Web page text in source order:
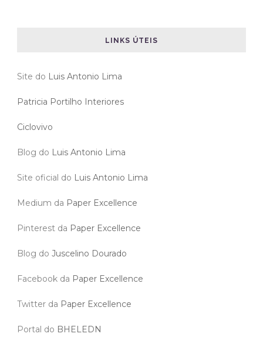
LINKS ÚTEIS
Site do Luis Antonio Lima
Patricia Portilho Interiores
Ciclovivo
Blog do Luis Antonio Lima
Site oficial do Luis Antonio Lima
Medium da Paper Excellence
Pinterest da Paper Excellence
Blog do Juscelino Dourado
Facebook da Paper Excellence
Twitter da Paper Excellence
Portal do BHELEDN